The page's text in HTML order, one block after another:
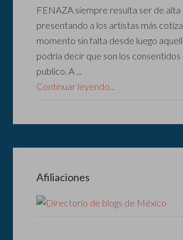
FENAZA siempre resulta ser de alta
presentando a los artistas más
momento sin falta desde luego
podría decir que son los consentidos
publico. A ...
Continuar leyendo...
Afiliaciones